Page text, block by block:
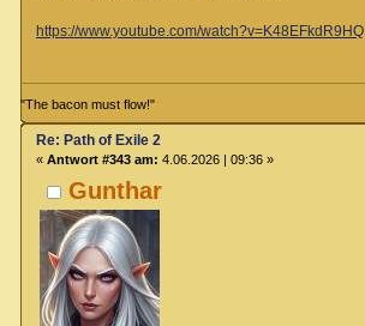
https://www.youtube.com/watch?v=K48EFkdR9HQ
"The bacon must flow!"
Gunthar
Re: Path of Exile 2
« Antwort #343 am: 4.06.2026 | 09:36 »